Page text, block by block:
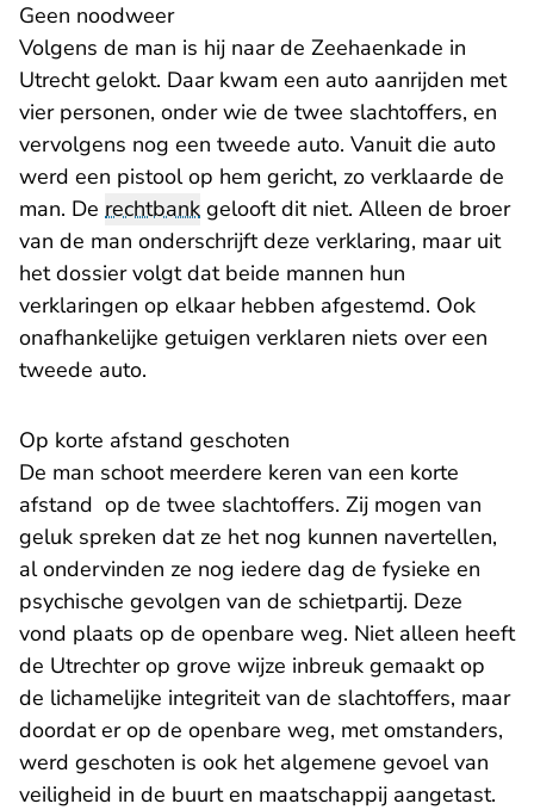
Geen noodweer
Volgens de man is hij naar de Zeehaenkade in
Utrecht gelokt. Daar kwam een auto aanrijden met
vier personen, onder wie de twee slachtoffers, en
vervolgens nog een tweede auto. Vanuit die auto
werd een pistool op hem gericht, zo verklaarde de
man. De rechtbank gelooft dit niet. Alleen de broer
van de man onderschrijft deze verklaring, maar uit
het dossier volgt dat beide mannen hun
verklaringen op elkaar hebben afgestemd. Ook
onafhankelijke getuigen verklaren niets over een
tweede auto.
Op korte afstand geschoten
De man schoot meerdere keren van een korte
afstand op de twee slachtoffers. Zij mogen van
geluk spreken dat ze het nog kunnen navertellen,
al ondervinden ze nog iedere dag de fysieke en
psychische gevolgen van de schietpartij. Deze
vond plaats op de openbare weg. Niet alleen heeft
de Utrechter op grove wijze inbreuk gemaakt op
de lichamelijke integriteit van de slachtoffers, maar
doordat er op de openbare weg, met omstanders,
werd geschoten is ook het algemene gevoel van
veiligheid in de buurt en maatschappij aangetast.